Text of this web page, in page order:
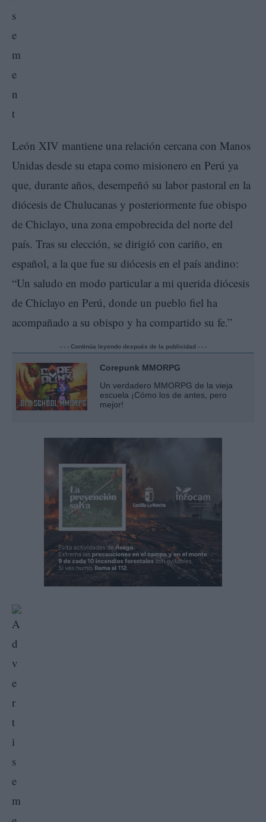
León XIV mantiene una relación cercana con Manos
Unidas desde su etapa como misionero en Perú ya
que, durante años, desempeñó su labor pastoral en la
diócesis de Chulucanas y posteriormente fue obispo
de Chiclayo, una zona empobrecida del norte del
país. Tras su elección, se dirigió con cariño, en
español, a la que fue su diócesis en el país andino:
“Un saludo en modo particular a mi querida diócesis
de Chiclayo en Perú, donde un pueblo fiel ha
acompañado a su obispo y ha compartido su fe.”
- - - Continúa leyendo después de la publicidad - - -
Corepunk MMORPG
Un verdadero MMORPG de la vieja
escuela ¡Cómo los de antes, pero
mejor!